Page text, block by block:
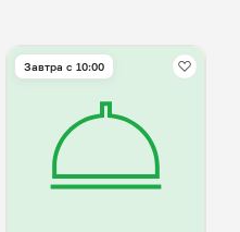
Завтра c 10:00